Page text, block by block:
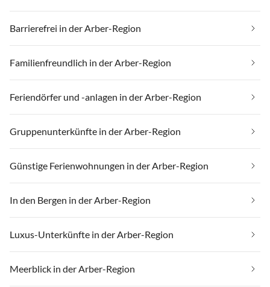
Barrierefrei in der Arber-Region
Familienfreundlich in der Arber-Region
Feriendörfer und -anlagen in der Arber-Region
Gruppenunterkünfte in der Arber-Region
Günstige Ferienwohnungen in der Arber-Region
In den Bergen in der Arber-Region
Luxus-Unterkünfte in der Arber-Region
Meerblick in der Arber-Region